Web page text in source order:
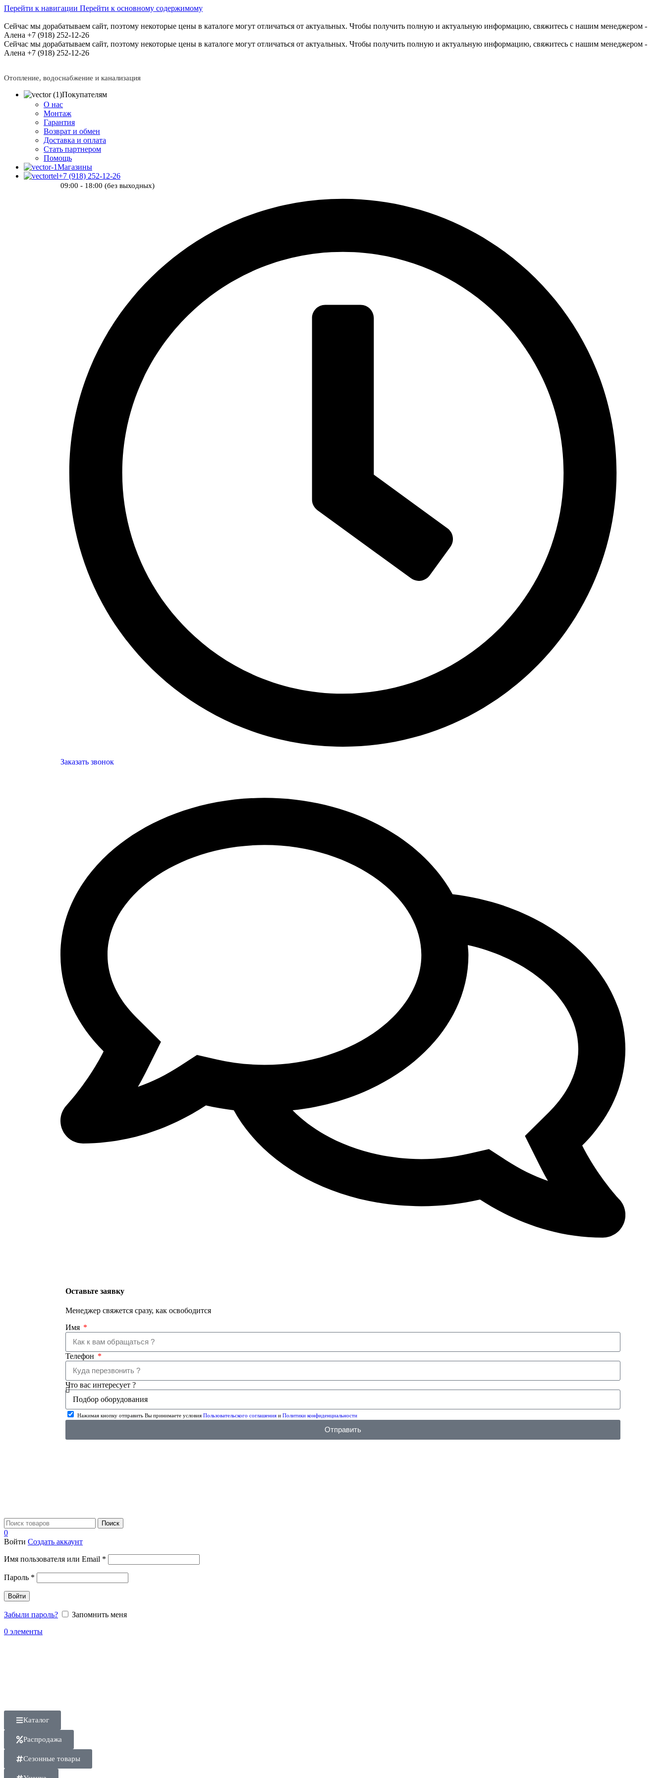
Перейти к навигации Перейти к основному содержимому
Сейчас мы дорабатываем сайт, поэтому некоторые цены в каталоге могут отличаться от актуальных. Чтобы получить полную и актуальную информацию, свяжитесь с нашим менеджером -
Алена +7 (918) 252-12-26
Сейчас мы дорабатываем сайт, поэтому некоторые цены в каталоге могут отличаться от актуальных. Чтобы получить полную и актуальную информацию, свяжитесь с нашим менеджером -
Алена +7 (918) 252-12-26
Отопление, водоснабжение и канализация
Покупателям
О нас
Монтаж
Гарантия
Возврат и обмен
Доставка и оплата
Стать партнером
Помощь
Магазины
+7 (918) 252-12-26
09:00 - 18:00 (без выходных)
Заказать звонок
Оставьте заявку
Менеджер свяжется сразу, как освободится
Имя
Телефон
Что вас интересует ?
Нажимая кнопку отправить Вы принимаете условия Пользовательского соглашения и Политики конфиденциальности
Отправить
Поиск
0
Войти Создать аккаунт
Имя пользователя или Email *
Пароль *
Войти
Забыли пароль?
Запомнить меня
0 элементы
Каталог
Распродажа
Сезонные товары